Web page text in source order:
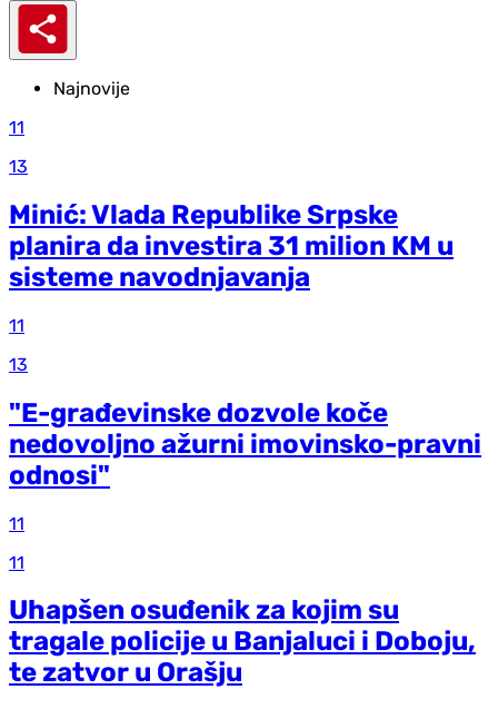
Najnovije
11
13
Minić: Vlada Republike Srpske
planira da investira 31 milion KM u
sisteme navodnjavanja
11
13
"E-građevinske dozvole koče
nedovoljno ažurni imovinsko-pravni
odnosi"
11
11
Uhapšen osuđenik za kojim su
tragale policije u Banjaluci i Doboju,
te zatvor u Orašju